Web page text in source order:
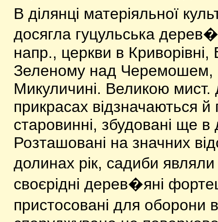
В ділянці матеріяльної
досягла гуцульська
напр., церкви в Криворівні,
Зеленому над Черемошем,
Микуличині. Великою мист.
прикрасах відзначаються й
старовинні, збудовані ще
Розташовані на значних
долинах рік, садиби
своєрідні дерев�яні
пристосовані для